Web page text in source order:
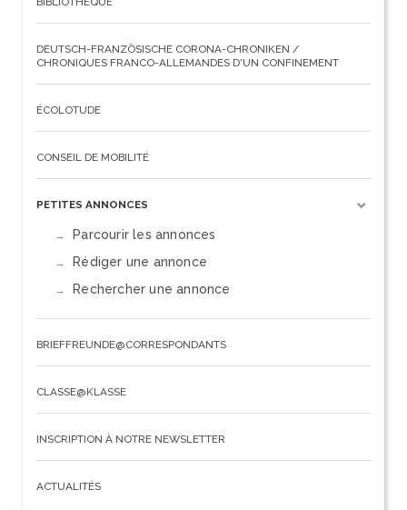
DEUTSCH-FRANZÖSISCHE CORONA-CHRONIKEN /
CHRONIQUES FRANCO-ALLEMANDES D'UN CONFINEMENT
ÉCOLOTUDE
CONSEIL DE MOBILITÉ
PETITES ANNONCES
Parcourir les annonces
Rédiger une annonce
Rechercher une annonce
BRIEFFREUNDE@CORRESPONDANTS
CLASSE@KLASSE
INSCRIPTION À NOTRE NEWSLETTER
ACTUALITÉS